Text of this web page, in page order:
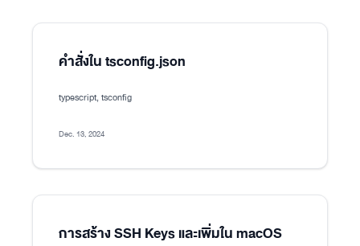
คำสั่งใน tsconfig.json
typescript, tsconfig
Dec. 13, 2024
การสร้าง SSH Keys และเพิ่มใน macOS